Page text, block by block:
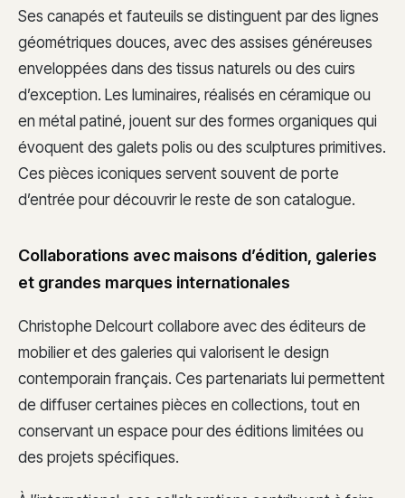
Ses canapés et fauteuils se distinguent par des lignes
géométriques douces, avec des assises généreuses
enveloppées dans des tissus naturels ou des cuirs
d’exception. Les luminaires, réalisés en céramique ou
en métal patiné, jouent sur des formes organiques qui
évoquent des galets polis ou des sculptures primitives.
Ces pièces iconiques servent souvent de porte
d’entrée pour découvrir le reste de son catalogue.
Collaborations avec maisons d’édition, galeries
et grandes marques internationales
Christophe Delcourt collabore avec des éditeurs de
mobilier et des galeries qui valorisent le design
contemporain français. Ces partenariats lui permettent
de diffuser certaines pièces en collections, tout en
conservant un espace pour des éditions limitées ou
des projets spécifiques.